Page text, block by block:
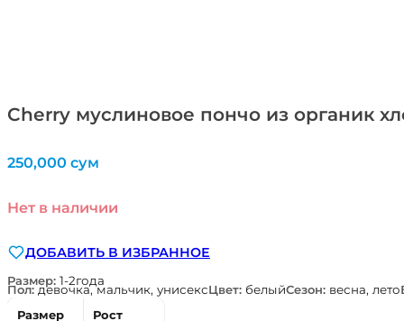
Cherry муслиновое пончо из органик
250,000 сум
Нет в наличии
ДОБАВИТЬ В ИЗБРАННОЕ
Размер: 1-2года
Пол:девочка, мальчик, унисексЦвет: белыйСезон: весна, лето
Размер
Рост